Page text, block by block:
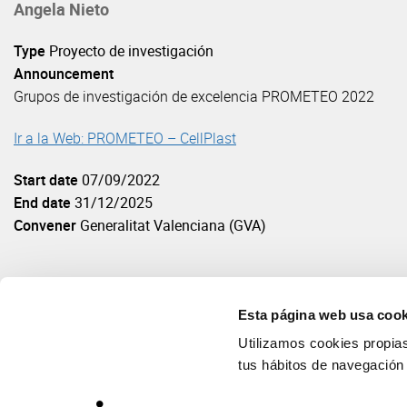
Esta página web usa
Utilizamos cookies
tus hábitos de
Angela Nieto
Type Proyecto de investigación
Announcement
Grupos de investigación de excelencia PROMETEO 2022
Ir a la Web: PROMETEO – CellPlast
Start date 07/09/2022
End date 31/12/2025
Convener Generalitat Valenciana (GVA)